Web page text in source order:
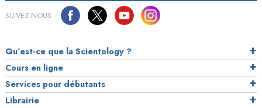
SUIVEZ-NOUS
Qu’est-ce que la Scientology ?
Cours en ligne
Services pour débutants
Librairie